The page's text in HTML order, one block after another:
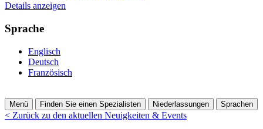
Details anzeigen
Sprache
Englisch
Deutsch
Französisch
Menü Finden Sie einen Spezialisten Niederlassungen Sprachen
< Zurück zu den aktuellen Neuigkeiten & Events